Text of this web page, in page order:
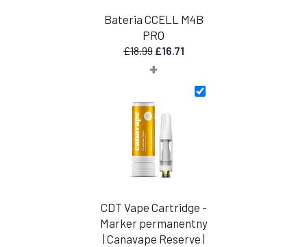
Bateria CCELL M4B
PRO
£18.99 Pierwotna
cena
£16.71Aktualna
£16.71.
+
CDT Vape Cartridge -
Marker permanentny
| Canavape Reserve |